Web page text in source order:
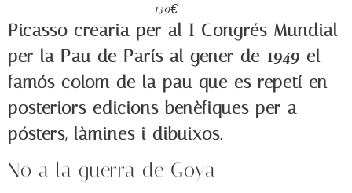
139€
Picasso crearia per al I Congrés Mundial
per la Pau de París al gener de 1949 el
famós colom de la pau que es repetí en
posteriors edicions benèfiques per a
pósters, làmines i dibuixos.
No a la guerra de Goya